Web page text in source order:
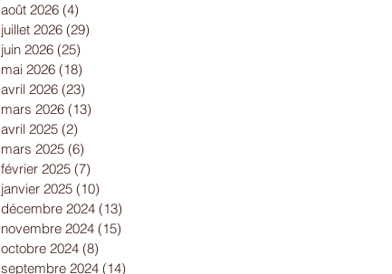
août 2026 (4)
juillet 2026 (29)
juin 2026 (25)
mai 2026 (18)
avril 2026 (23)
mars 2026 (13)
avril 2025 (2)
mars 2025 (6)
février 2025 (7)
janvier 2025 (10)
décembre 2024 (13)
novembre 2024 (15)
octobre 2024 (8)
septembre 2024 (14)